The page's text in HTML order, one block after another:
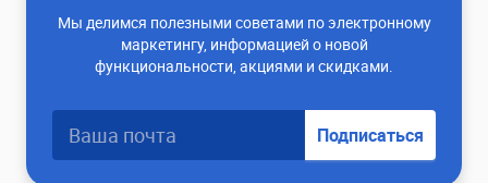
Мы делимся полезными советами по электронному
маркетингу, информацией о новой
функциональности, акциями и скидками.
Подписаться